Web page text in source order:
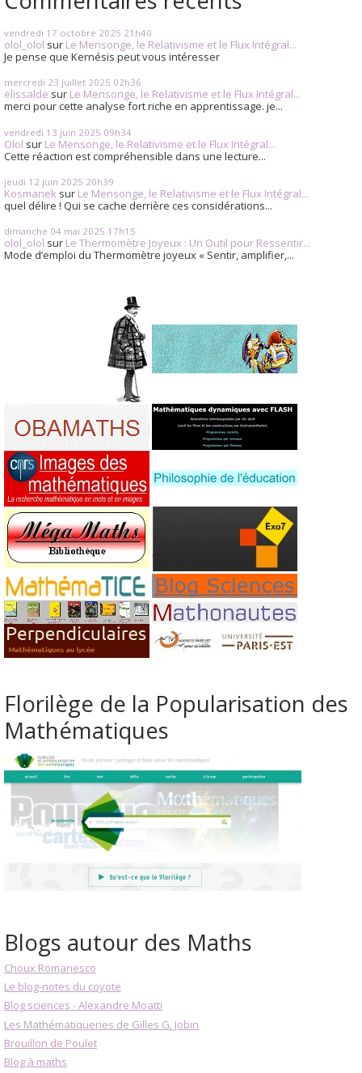
vendredi 17 octobre 2025 21h40
olol_olol sur Le Mensonge, le Relativisme et le Flux Intégral...
Je pense que Kernésis peut vous intéresser
mercredi 23 juillet 2025 02h36
elissalde sur Le Mensonge, le Relativisme et le Flux Intégral...
merci pour cette analyse fort riche en apprentissage. je...
vendredi 13 juin 2025 09h34
Olol sur Le Mensonge, le Relativisme et le Flux Intégral...
Cette réaction est compréhensible dans une lecture...
jeudi 12 juin 2025 20h39
Kosmanek sur Le Mensonge, le Relativisme et le Flux Intégral...
quel délire ! Qui se cache derrière ces considérations...
dimanche 04 mai 2025 17h15
olol_olol sur Le Thermomètre Joyeux : Un Outil pour Ressentir...
Mode d’emploi du Thermomètre joyeux « Sentir, amplifier,...
Florilège de la Popularisation des
Mathématiques
Blogs autour des Maths
Choux Romanesco
Le blog-notes du coyote
Blog sciences - Alexandre Moatti
Les Mathématiqueries de Gilles G. Jobin
Brouillon de Poulet
Blog à maths